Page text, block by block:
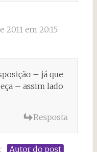
2011 em 20:15
– já que
– assim lado
Resposta
Autor do post